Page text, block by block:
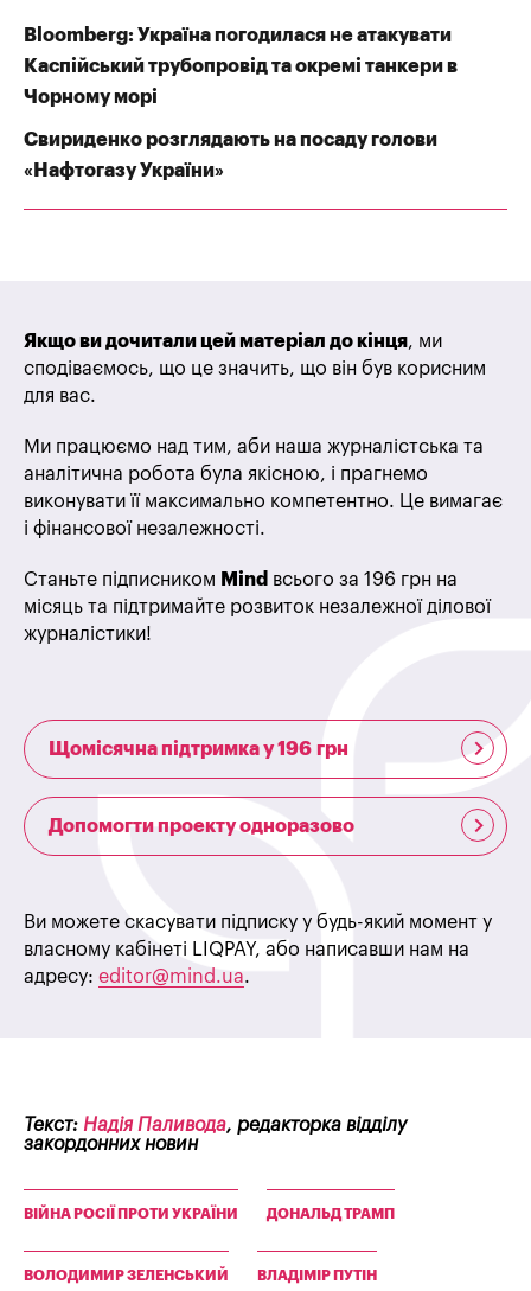
Bloomberg: Україна погодилася не атакувати
Каспійський трубопровід та окремі танкери в
Чорному морі
Свириденко розглядають на посаду голови
«Нафтогазу України»
Якщо ви дочитали цей матеріал до кінця, ми
сподіваємось, що це значить, що він був корисним
для вас.
Ми працюємо над тим, аби наша журналістська та
аналітична робота була якісною, і прагнемо
виконувати її максимально компетентно. Це вимагає
і фінансової незалежності.
Станьте підписником Mind всього за 196 грн на
місяць та підтримайте розвиток незалежної ділової
журналістики!
Щомісячна підтримка у 196 грн
Допомогти проекту одноразово
Ви можете скасувати підписку у будь-який момент у
власному кабінеті LIQPAY, або написавши нам на
адресу: editor@mind.ua.
Текст: Надія Паливода, редакторка відділу
закордонних новин
ВІЙНА РОСІЇ ПРОТИ УКРАЇНИ ДОНАЛЬД ТРАМП
ВОЛОДИМИР ЗЕЛЕНСЬКИЙ ВЛАДІМІР ПУТІН